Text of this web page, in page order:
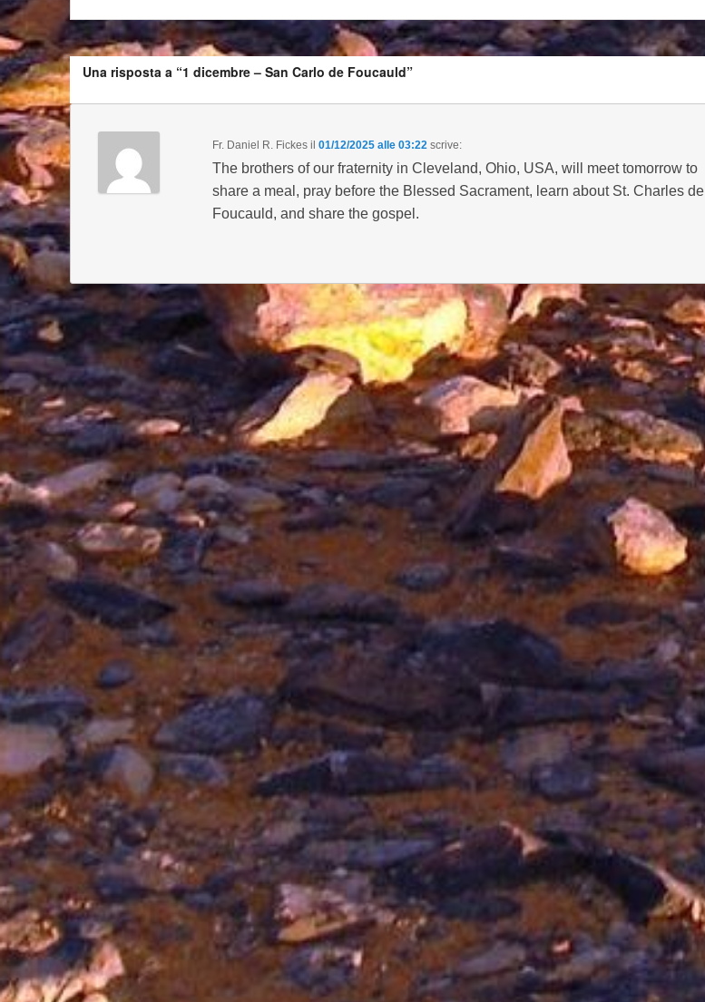
Una risposta a “1 dicembre – San Carlo de Foucauld”
Fr. Daniel R. Fickesil 01/12/2025 alle 03:22 scrive:
The brothers of our fraternity in Cleveland, Ohio, USA, will meet tomorrow to
share a meal, pray before the Blessed Sacrament, learn about St. Charles de
Foucauld, and share the gospel.